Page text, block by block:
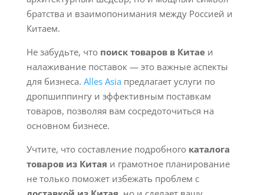
братства и взаимопонимания между Россией и
Китаем.
Не забудьте, что поиск товаров в Китаеи
налаживание поставок — это важные аспекты
для бизнеса. Alles Asia предлагает услуги по
дропшиппингу и эффективным поставкам
товаров, позволяя вам сосредоточиться на
основном бизнесе.
Учтите, что составление подробного каталога
товаров из Китая и грамотное планирование
не только поможет избежать проблем с